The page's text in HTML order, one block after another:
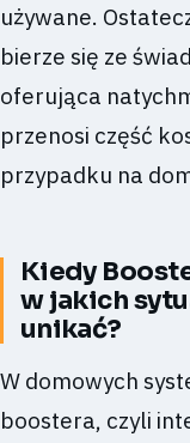
używane.
bierze się ze
oferująca
przenosi część
przypadku na
Kiedy
w jakich
unikać?
W domowych
boostera, czyli